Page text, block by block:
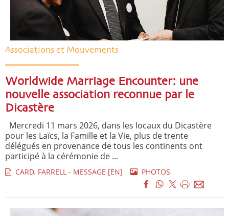
Associations et Mouvements
Worldwide Marriage Encounter: une
nouvelle association reconnue par le
Dicastère
Mercredi 11 mars 2026, dans les locaux du Dicastère
pour les Laïcs, la Famille et la Vie, plus de trente
délégués en provenance de tous les continents ont
participé à la cérémonie de ...
CARD. FARRELL - MESSAGE [EN] PHOTOS